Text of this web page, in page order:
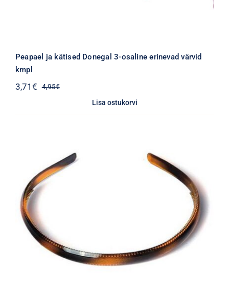
Peapael ja kätised Donegal 3-osaline erinevad värvid
kmpl
4,95€Algne
oli:
3,71 €
Praegune
on:
Lisa ostukorvi